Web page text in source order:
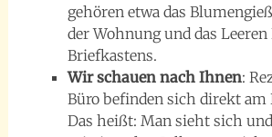
gehören etwa das
der Wohnung und das
Briefkastens.
Wir schauen nach Ihnen:
Büro befinden sich direkt am
Das heißt: Man sieht sich